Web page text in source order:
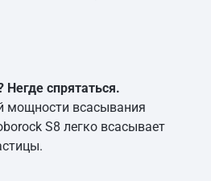
спрятаться.
мощности всасывания
S8 легко всасывает